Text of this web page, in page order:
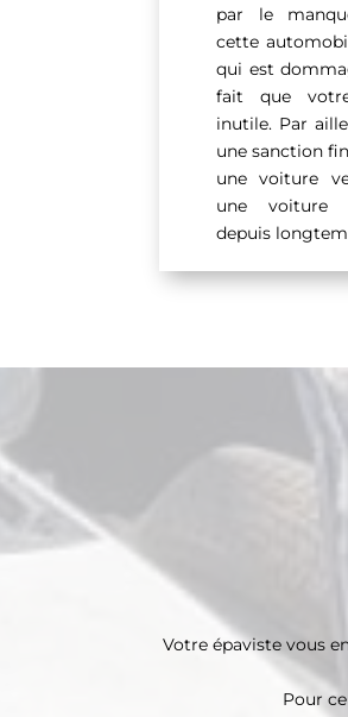
par le
cette
qui est
fait que
inutile. Par
une sanction
une voiture
une voiture
depuis
Votre épaviste vous
Pour